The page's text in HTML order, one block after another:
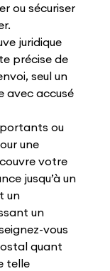
ou sécuriser
juridique
précise de
seul un
avec accusé
ou
une
votre
jusqu’à un
un
un
vous
quant
telle